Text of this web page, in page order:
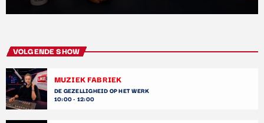
VOLGENDE SHOW
MUZIEK FABRIEK
DE GEZELLIGHEID OP HET WERK
10:00 - 12:00